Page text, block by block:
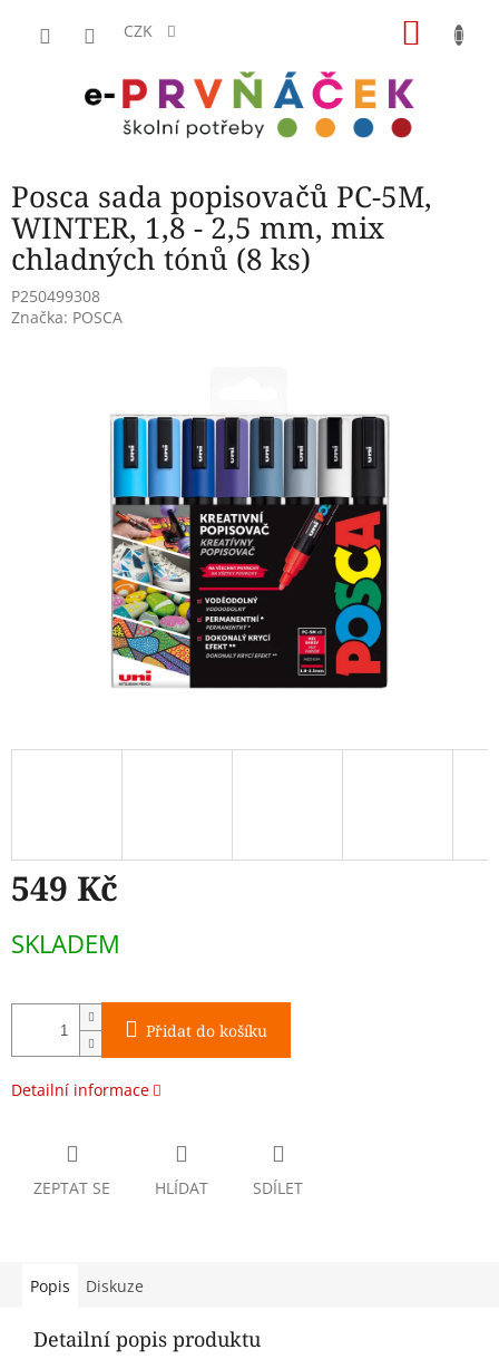
CZK
Posca sada popisovačů PC-5M,
WINTER, 1,8 - 2,5 mm, mix
chladných tónů (8 ks)
P250499308
Značka: POSCA
549 Kč
cena:
SKLADEM
Přidat do košíku
Detailní informace
ZEPTAT SE HLÍDAT SDÍLET
Popis Diskuze
Detailní popis produktu